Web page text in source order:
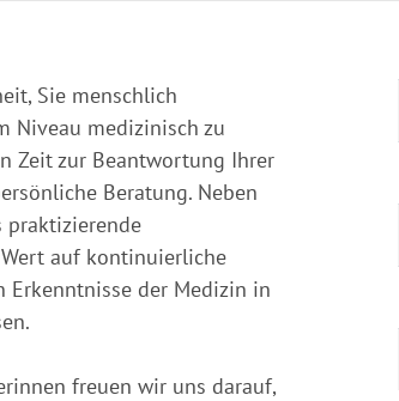
Sie menschlich
Niveau medizinisch zu
Zeit zur Beantwortung Ihrer
Beratung. Neben
praktizierende
auf kontinuierliche
der Medizin in
freuen wir uns darauf,